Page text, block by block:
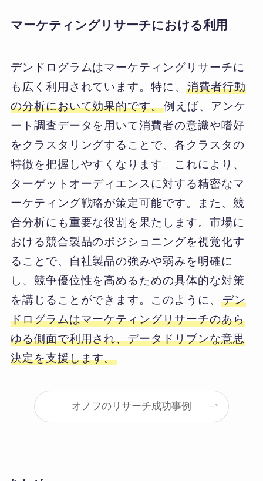
マーケティングリサーチにおける利用
デンドログラムはマーケティングリサーチに
も広く利用されています。特に、消費者行動
の分析において効果的です。例えば、アンケ
ート調査データを用いて消費者の意識や嗜好
をクラスタリングすることで、各クラスタの
特徴を把握しやすくなります。これにより、
ターゲットオーディエンスに対する精密なマ
ーケティング戦略が策定可能です。また、競
合分析にも重要な役割を果たします。市場に
おける競合製品のポジショニングを視覚化す
ることで、自社製品の強みや弱みを明確に
し、競争優位性を高めるための具体的な対策
を講じることができます。このように、 デン
ドログラムはマーケティングリサーチのあら
ゆる側面で利用され、データドリブンな意思
決定を支援します。
オノフのリサーチ成功事例